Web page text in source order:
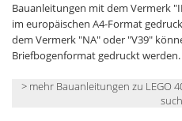
Bauanleitungen mit dem Vermerk
im europäischen A4-Format
dem Vermerk "NA" oder "V39"
Briefbogenformat gedruckt werden.
> mehr Bauanleitungen zu LEGO